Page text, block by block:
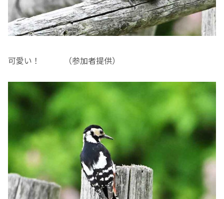
可愛い！ （参加者提供）